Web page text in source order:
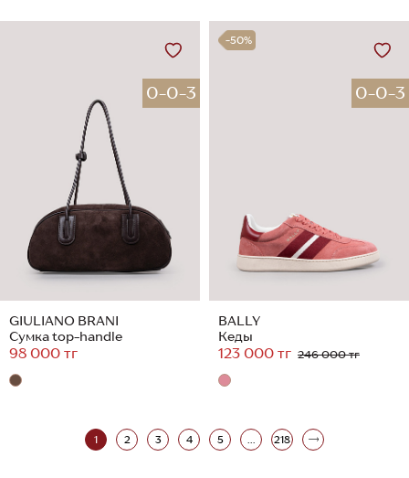
0-0-3
GIULIANO BRANI
Сумка top-handle
98 000 тг
-50%
0-0-3
BALLY
Кеды
123 000 тг 246 000 тг
1 2 3 4 5 ... 218